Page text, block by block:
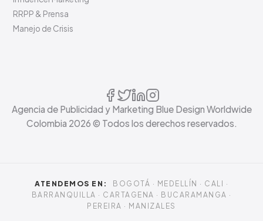
RRPP & Prensa
Manejo de Crisis
Agencia de Publicidad y Marketing Blue Design Worldwide
Colombia 2026 © Todos los derechos reservados.
ATENDEMOS EN:
BOGOTÁ · MEDELLÍN · CALI ·
BARRANQUILLA · CARTAGENA · BUCARAMANGA ·
PEREIRA · MANIZALES